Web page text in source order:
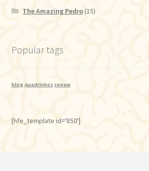
The Amazing Pedro (15)
Popular tags
blog quadrinhos review
[hfe_template id='850']